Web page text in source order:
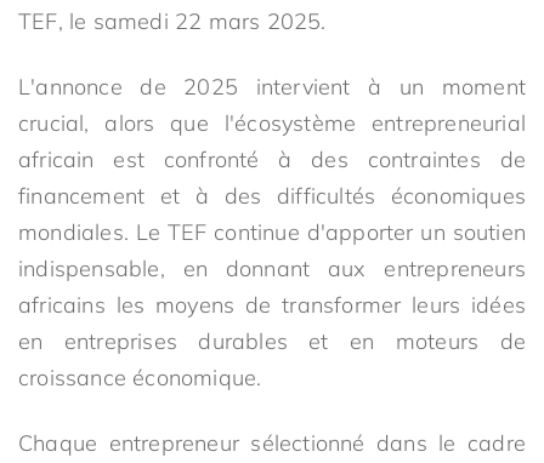
TEF, le samedi 22 mars 2025.
L'annonce de 2025 intervient à un moment
crucial, alors que l'écosystème entrepreneurial
africain est confronté à des contraintes de
financement et à des difficultés économiques
mondiales. Le TEF continue d'apporter un soutien
indispensable, en donnant aux entrepreneurs
africains les moyens de transformer leurs idées
en entreprises durables et en moteurs de
croissance économique.
Chaque entrepreneur sélectionné dans le cadre